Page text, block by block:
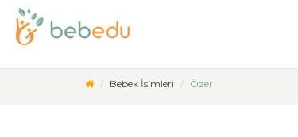
Bebek İsimleri Özer